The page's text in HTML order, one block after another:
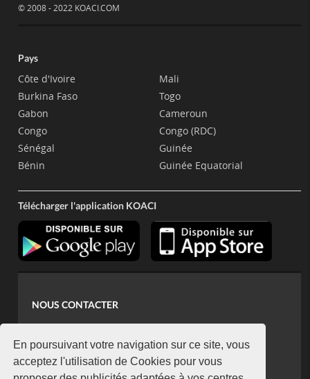
En poursuivant votre navigation sur ce site, vous
acceptez l'utilisation de Cookies pour vous
© 2008 - 2022 KOACI.COM
Pays
Côte d'Ivoire
Burkina Faso
Gabon
Congo
Sénégal
Bénin
Mali
Togo
Cameroun
Congo (RDC)
Guinée
Guinée Equatorial
Télécharger l'application KOACI
NOUS CONTACTER
koaci@yahoo.fr
+225 07 08 85 52 93